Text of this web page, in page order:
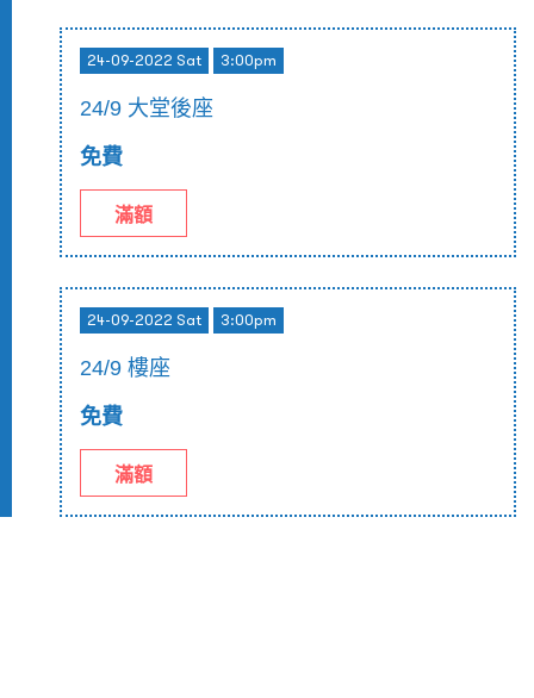
24-09-2022 Sat 3:00pm
24/9 大堂後座
免費
滿額
24-09-2022 Sat 3:00pm
24/9 樓座
免費
滿額